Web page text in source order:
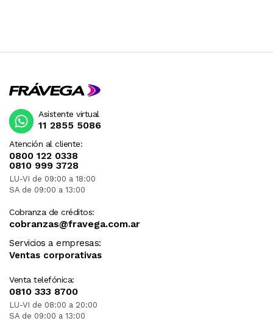
Atención al cliente:
0800 122 0338
0810 999 3728
LU-VI de 09:00 a 18:00
SA de 09:00 a 13:00
Cobranza de créditos:
cobranzas@fravega.com.ar
Servicios a empresas:
Ventas corporativas
Venta telefónica:
0810 333 8700
LU-VI de 08:00 a 20:00
SA de 09:00 a 13:00
Asistente virtual
11 2855 5086